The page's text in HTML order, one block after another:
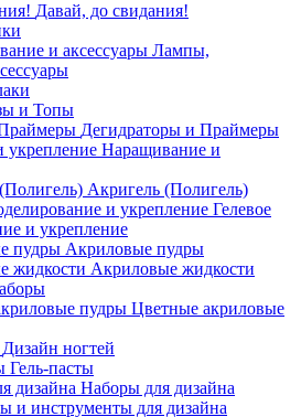
Давай, до свидания!
Лампы,
и Топы
Дегидраторы и Праймеры
Наращивание и
Акригель (Полигель)
Гелевое
и укрепление
Акриловые пудры
Акриловые жидкости
Цветные акриловые
Дизайн ногтей
Гель-пасты
Наборы для дизайна